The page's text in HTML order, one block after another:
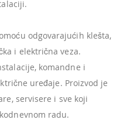
odgovarajućih klešta,
i električna veza.
komandne i
uređaje. Proizvod je
servisere i sve koji
radu.